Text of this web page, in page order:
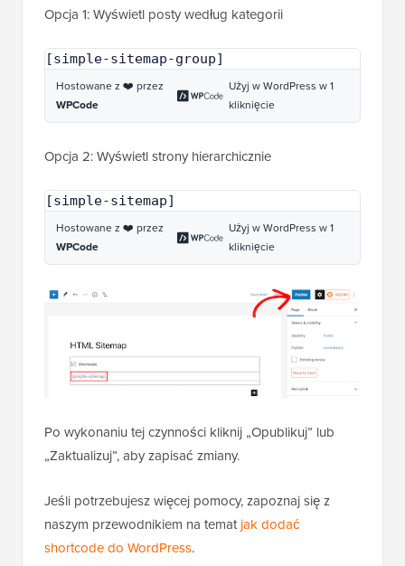
Opcja 1: Wyświetl posty według kategorii
[simple-sitemap-group]
Hostowane z ❤️ przez
WPCode
Użyj w WordPress w 1
kliknięcie
Opcja 2: Wyświetl strony hierarchicznie
[simple-sitemap]
Hostowane z ❤️ przez
WPCode
Użyj w WordPress w 1
kliknięcie
Po wykonaniu tej czynności kliknij „Opublikuj” lub
„Zaktualizuj”, aby zapisać zmiany.
Jeśli potrzebujesz więcej pomocy, zapoznaj się z
naszym przewodnikiem na tematjak dodać
shortcode do WordPress.